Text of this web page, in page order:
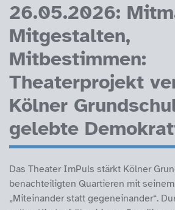
26.05.2026:
Mitgestalten,
Mitbestimmen:
Theaterprojekt
Kölner
gelebte
Das Theater ImPuls stärkt Kölner
benachteiligten Quartieren mit
„Miteinander statt gegeneinander“.